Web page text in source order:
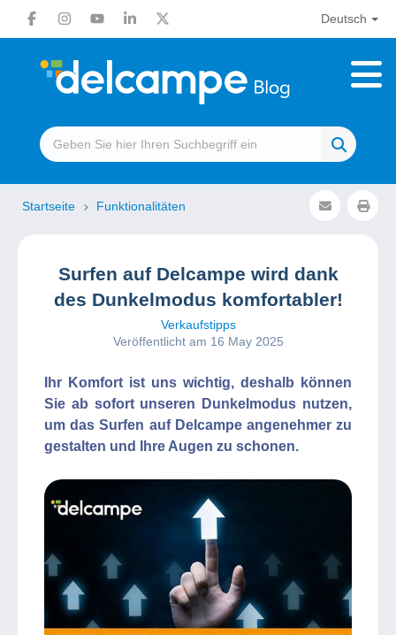
Deutsch
Startseite Funktionalitäten
Surfen auf Delcampe wird dank
des Dunkelmodus komfortabler!
Verkaufstipps
Veröffentlicht am 16 May 2025
Ihr Komfort ist uns wichtig, deshalb können
Sie ab sofort unseren Dunkelmodus nutzen,
um das Surfen auf Delcampe angenehmer zu
gestalten und Ihre Augen zu schonen.